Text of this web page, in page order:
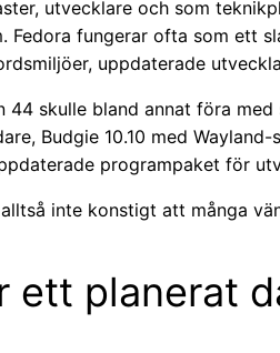
utvecklare och som
Fedora fungerar ofta som ett
uppdaterade
44 skulle bland annat föra
Budgie 10.10 med
programpaket för
inte konstigt att många
ett planerat